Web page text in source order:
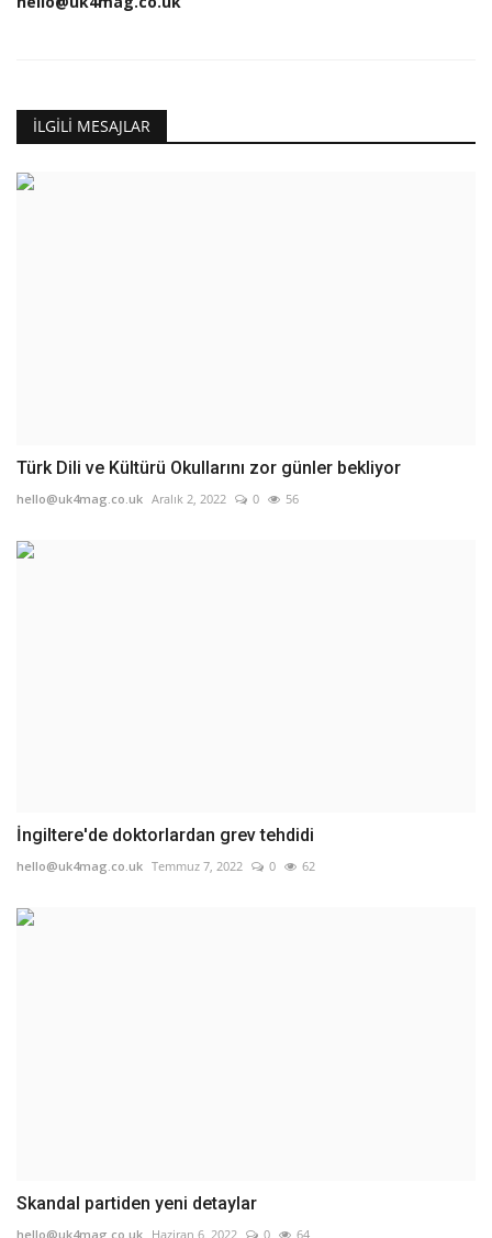
İLGILI MESAJLAR
Türk Dili ve Kültürü Okullarını zor günler bekliyor
hello@uk4mag.co.uk Aralık 2, 2022 0 56
İngiltere'de doktorlardan grev tehdidi
hello@uk4mag.co.uk Temmuz 7, 2022 0 62
Skandal partiden yeni detaylar
hello@uk4mag.co.uk Haziran 6, 2022 0 64